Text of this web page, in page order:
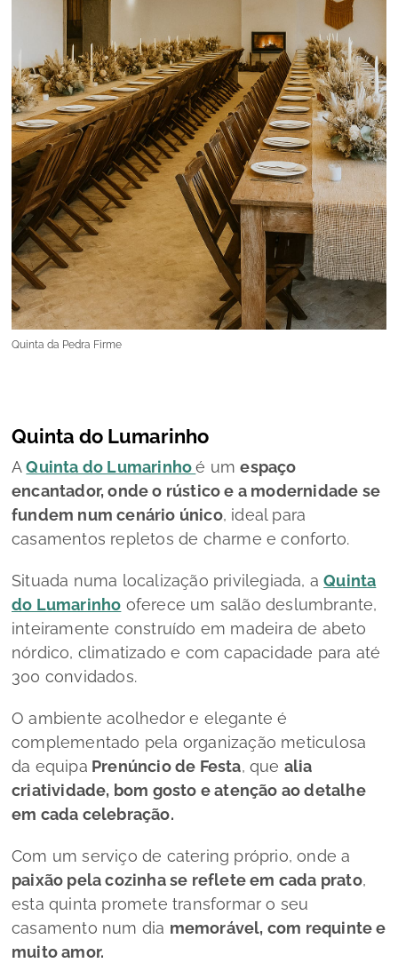
Quinta da Pedra Firme
Quinta do Lumarinho
AQuinta do Lumarinhoé umespaço
encantador, onde o rústico e a modernidade se
fundem num cenário único, ideal para
casamentos repletos de charme e conforto.
Situada numa localização privilegiada, aQuinta
do Lumarinho oferece um salão deslumbrante,
inteiramente construído em madeira de abeto
nórdico, climatizado e com capacidade para até
300 convidados.
O ambiente acolhedor e elegante é
complementado pela organização meticulosa
da equipa Prenúncio de Festa, que alia
criatividade, bom gosto e atenção ao detalhe
em cada celebração.
Com um serviço de catering próprio, onde a
paixão pela cozinha se reflete em cada prato,
esta quinta promete transformar o seu
casamento num dia memorável, com requinte e
muito amor.